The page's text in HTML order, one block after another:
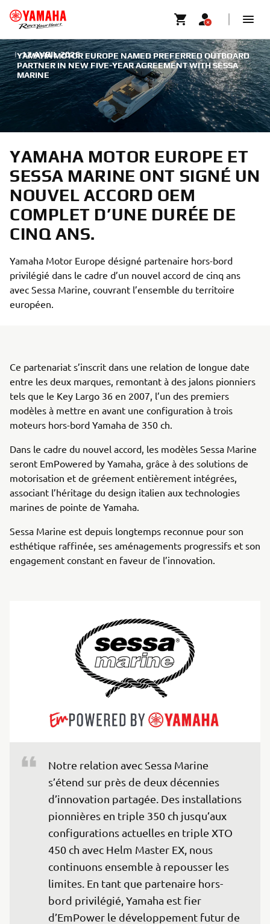
YAMAHA MOTOR EUROPE NAMED PREFERRED OUTBOARD
PARTNER IN NEW FIVE-YEAR AGREEMENT WITH SESSA
MARINE
| 12 AVRIL 2026
YAMAHA MOTOR EUROPE ET
SESSA MARINE ONT SIGNÉ UN
NOUVEL ACCORD OEM
COMPLET D’UNE DURÉE DE
CINQ ANS.
Yamaha Motor Europe désigné partenaire hors-bord
privilégié dans le cadre d’un nouvel accord de cinq ans
avec Sessa Marine, couvrant l’ensemble du territoire
européen.
Ce partenariat s’inscrit dans une relation de longue date
entre les deux marques, remontant à des jalons pionniers
tels que le Key Largo 36 en 2007, l’un des premiers
modèles à mettre en avant une configuration à trois
moteurs hors-bord Yamaha de 350 ch.
Dans le cadre du nouvel accord, les modèles Sessa Marine
seront EmPowered by Yamaha, grâce à des solutions de
motorisation et de gréement entièrement intégrées,
associant l’héritage du design italien aux technologies
marines de pointe de Yamaha.
Sessa Marine est depuis longtemps reconnue pour son
esthétique raffinée, ses aménagements progressifs et son
engagement constant en faveur de l’innovation.
Notre relation avec Sessa Marine
s’étend sur près de deux décennies
d’innovation partagée. Des installations
pionnières en triple 350 ch jusqu’aux
configurations actuelles en triple XTO
450 ch avec Helm Master EX, nous
continuons ensemble à repousser les
limites. En tant que partenaire hors-
bord privilégié, Yamaha est fier
d’EmPower le développement futur de